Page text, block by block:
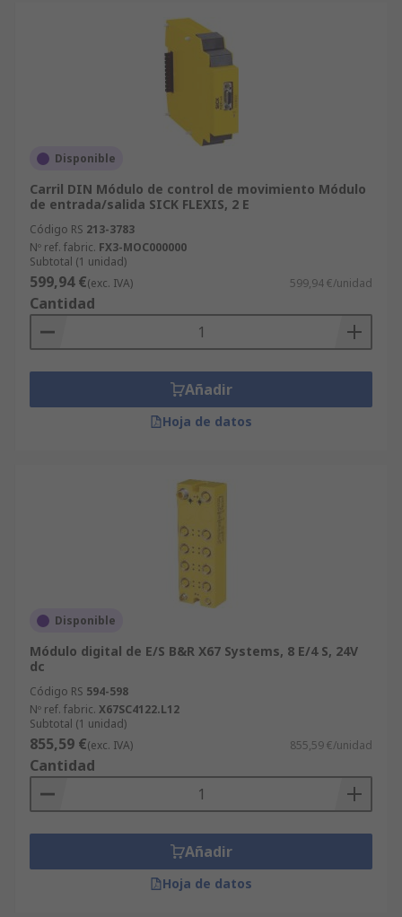
Disponible
Carril DIN Módulo de control de movimiento Módulo
de entrada/salida SICK FLEXIS, 2 E
Código RS 213-3783
Nº ref. fabric. FX3-MOC000000
Subtotal (1 unidad)
599,94 €(exc. IVA) 599,94 €/unidad
Cantidad
Añadir
Hoja de datos
Disponible
Módulo digital de E/S B&R X67 Systems, 8 E/4 S, 24V
dc
Código RS 594-598
Nº ref. fabric. X67SC4122.L12
Subtotal (1 unidad)
855,59 €(exc. IVA) 855,59 €/unidad
Cantidad
Añadir
Hoja de datos